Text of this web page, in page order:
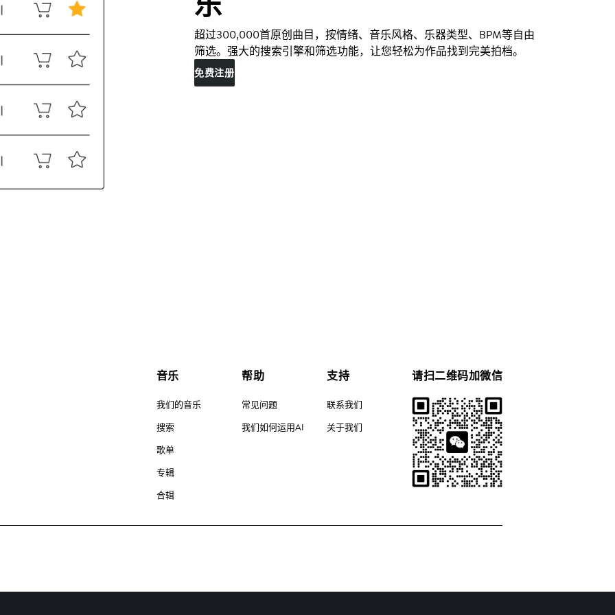
超过300,000首原创曲目，按情绪、音乐风格、乐器类型、BPM等自由
筛选。强大的搜索引擎和筛选功能，让您轻松为作品找到完美拍档。
免费注册
音乐
我们的音乐
搜索
歌单
专辑
合辑
帮助
常见问题
我们如何运用AI
支持
联系我们
关于我们
请扫二维码加微信